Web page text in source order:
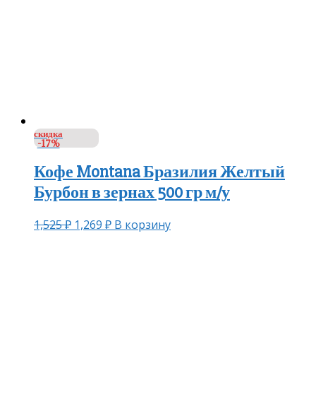
скидка
-17%
Кофе Montana Бразилия Желтый
Бурбон в зернах 500 гр м/у
1,525₽ 1,269 ₽ В корзину